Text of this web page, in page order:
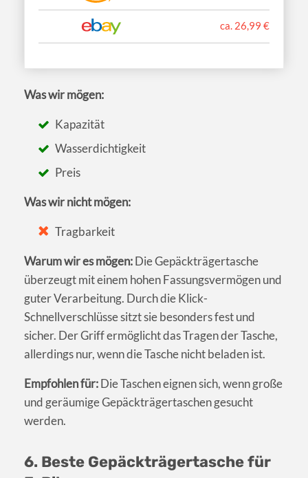
ca. 26,99 €
Was wir mögen:
Kapazität
Wasserdichtigkeit
Preis
Was wir nicht mögen:
Tragbarkeit
Warum wir es mögen:Die Gepäckträgertasche
überzeugt mit einem hohen Fassungsvermögen und
guter Verarbeitung. Durch die Klick-
Schnellverschlüsse sitzt sie besonders fest und
sicher. Der Griff ermöglicht das Tragen der Tasche,
allerdings nur, wenn die Tasche nicht beladen ist.
Empfohlen für:Die Taschen eignen sich, wenn große
und geräumige Gepäckträgertaschen gesucht
werden.
6. Beste Gepäckträgertasche für